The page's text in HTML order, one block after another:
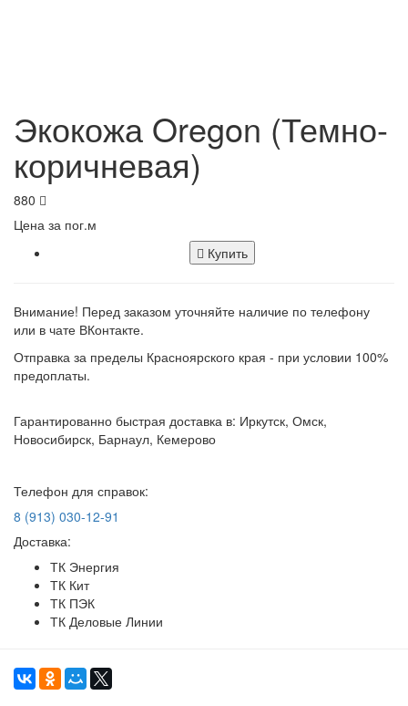
Экокожа Oregon (Темно-
коричневая)
880
Цена за пог.м
Купить
Внимание! Перед заказом уточняйте наличие по телефону
или в чате ВКонтакте.
Отправка за пределы Красноярского края - при условии 100%
предоплаты.
Гарантированно быстрая доставка в: Иркутск, Омск,
Новосибирск, Барнаул, Кемерово
Телефон для справок:
8 (913) 030-12-91
Доставка:
ТК Энергия
ТК Кит
ТК ПЭК
ТК Деловые Линии